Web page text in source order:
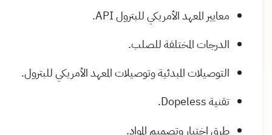
معايير المعهد الأمريكي للبترول API.
الدرجات المختلفة للصلب.
التوصيلات المبدئية وتوصيلات المعهد الأمريكي للبترول.
تقنية Dopeless.
طرق اختيار وتصميم المواد.